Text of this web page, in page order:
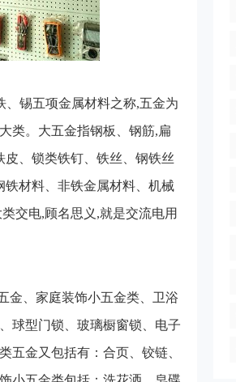
、锡五项金属材料之称,五金为
类。大五金指钢板、钢筋,扁
、锁类铁钉、铁丝、钢铁丝
铁材料、非铁金属材料、机械
交电,顾名思义,就是交流电用
金、家庭装饰小五金类、卫浴
球型门锁、玻璃橱窗锁、电子
五金又包括有：合页、铰链、